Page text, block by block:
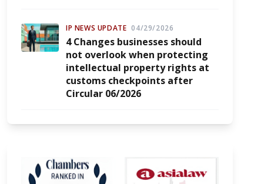
IP NEWS UPDATE 04/29/2026
4 Changes businesses should
not overlook when protecting
intellectual property rights at
customs checkpoints after
Circular 06/2026